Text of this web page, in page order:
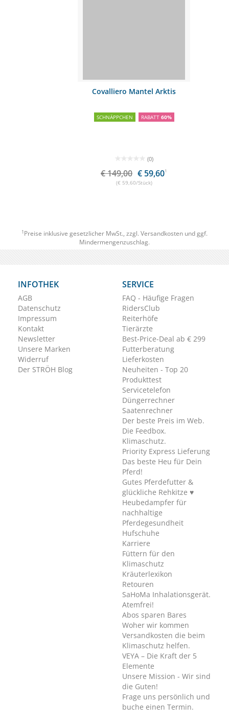
Covalliero Mantel Arktis
SCHNÄPPCHEN RABATT 60%
€ 149,00 € 59,601
(€ 59,60/Stück)
1 Preise inklusive gesetzlicher MwSt., zzgl. Versandkosten und ggf.
Mindermengenzuschlag.
INFOTHEK
AGB
Datenschutz
Impressum
Kontakt
Newsletter
Unsere Marken
Widerruf
Der STRÖH Blog
SERVICE
FAQ - Häufige Fragen
RidersClub
Reiterhöfe
Tierärzte
Best-Price-Deal ab € 299
Futterberatung
Lieferkosten
Neuheiten - Top 20
Produkttest
Servicetelefon
Düngerrechner
Saatenrechner
Der beste Preis im Web.
Die Feedbox.
Klimaschutz.
Priority Express Lieferung
Das beste Heu für Dein
Pferd!
Gutes Pferdefutter &
glückliche Rehkitze ♥
Heubedampfer für
nachhaltige
Pferdegesundheit
Hufschuhe
Karriere
Füttern für den
Klimaschutz
Kräuterlexikon
Retouren
SaHoMa Inhalationsgerät.
Atemfrei!
Abos sparen Bares
Woher wir kommen
Versandkosten die beim
Klimaschutz helfen.
VEYA – Die Kraft der 5
Elemente
Unsere Mission - Wir sind
die Guten!
Frage uns persönlich und
buche einen Termin.